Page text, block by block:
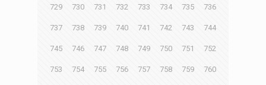
729 730 731 732 733 734 735 736
737 738 739 740 741 742 743 744
745 746 747 748 749 750 751 752
753 754 755 756 757 758 759 760